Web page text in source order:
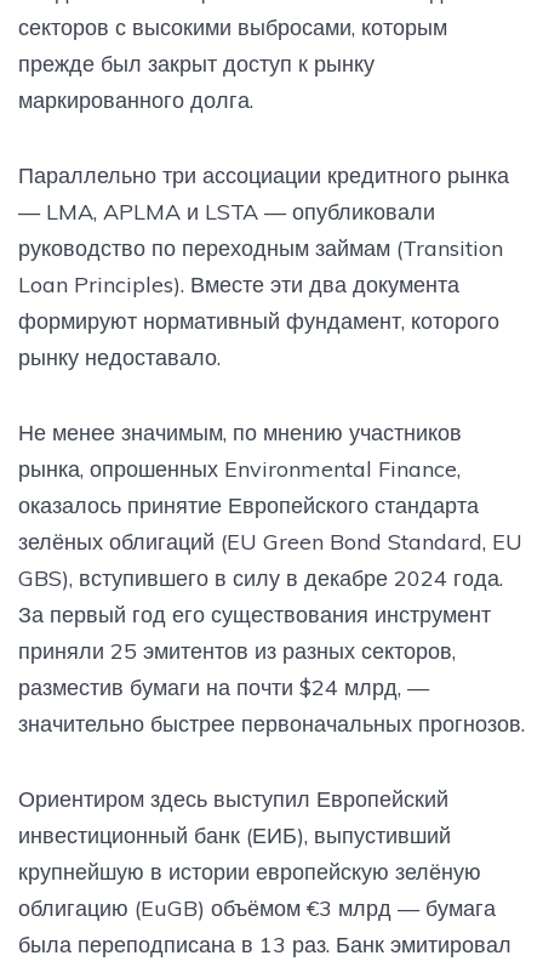
секторов с высокими выбросами, которым
прежде был закрыт доступ к рынку
маркированного долга.
Параллельно три ассоциации кредитного рынка
— LMA, APLMA и LSTA — опубликовали
руководство по переходным займам (Transition
Loan Principles). Вместе эти два документа
формируют нормативный фундамент, которого
рынку недоставало.
Не менее значимым, по мнению участников
рынка, опрошенных Environmental Finance,
оказалось принятие Европейского стандарта
зелёных облигаций (EU Green Bond Standard, EU
GBS), вступившего в силу в декабре 2024 года.
За первый год его существования инструмент
приняли 25 эмитентов из разных секторов,
разместив бумаги на почти $24 млрд, —
значительно быстрее первоначальных прогнозов.
Ориентиром здесь выступил Европейский
инвестиционный банк (ЕИБ), выпустивший
крупнейшую в истории европейскую зелёную
облигацию (EuGB) объёмом €3 млрд — бумага
была переподписана в 13 раз. Банк эмитировал